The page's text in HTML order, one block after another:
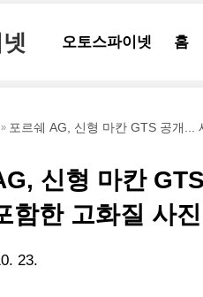
오토스파이넷 홈
포르쉐 AG, 신형 마칸 GTS 공개...
신형 마칸
함한 고화질 사
23.